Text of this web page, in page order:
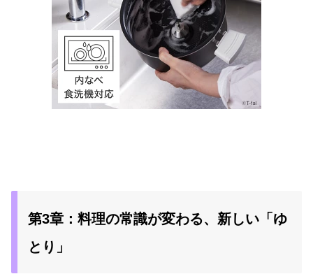
第3章：料理の常識が変わる、新しい「ゆ
とり」